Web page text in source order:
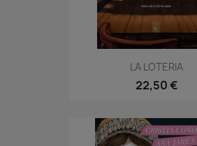
LA LOTERIA
22,50 €